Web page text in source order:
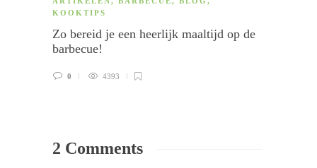
KOOKTIPS
Zo bereid je een heerlijk maaltijd op de
barbecue!
0 4393
2 Comments